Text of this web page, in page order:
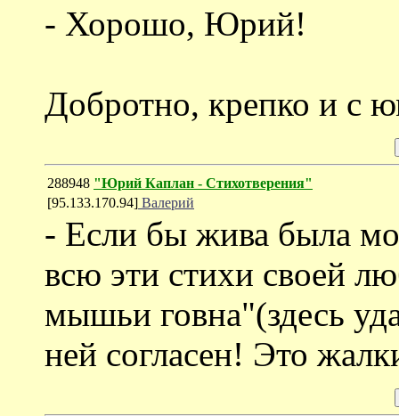
- Хорошо, Юрий!
Добротно, крепко и с
288948 "Юрий Каплан - Cтихотверения"
[95.133.170.94] Валерий
- Если бы жива была
всю эти стихи своей
мышьи говна"(здесь
ней согласен! Это